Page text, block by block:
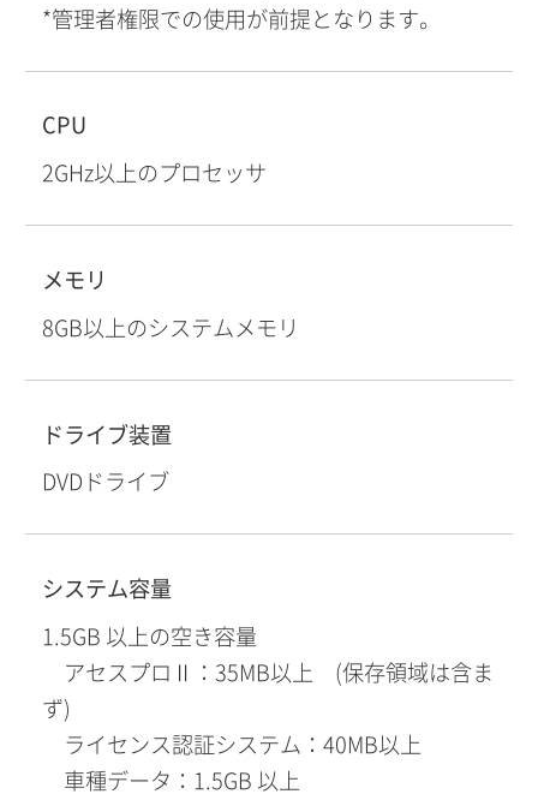
*管理者権限での使用が前提となります。
CPU
2GHz以上のプロセッサ
メモリ
8GB以上のシステムメモリ
ドライブ装置
DVDドライブ
システム容量
1.5GB 以上の空き容量
アセスプロⅡ：35MB以上 (保存領域は含ま
ず)
ライセンス認証システム：40MB以上
車種データ：1.5GB 以上